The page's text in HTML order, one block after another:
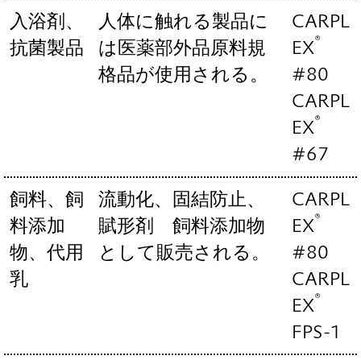
入浴剤、
抗菌製品
人体に触れる製品に
は医薬部外品原料規
格品が使用される。
CARPL
EX®
#80
CARPL
EX®
#67
飼料、飼
料添加
物、代用
乳
流動化、固結防止、
賦形剤 飼料添加物
として販売される。
CARPL
EX®
#80
CARPL
EX®
FPS-1